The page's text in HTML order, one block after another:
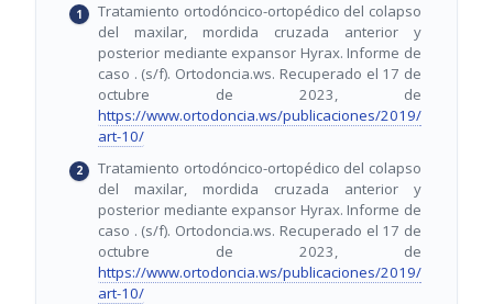
Tratamiento ortodóncico-ortopédico del colapso
del maxilar, mordida cruzada anterior y
posterior mediante expansor Hyrax. Informe de
caso . (s/f). Ortodoncia.ws. Recuperado el 17 de
octubre de 2023, de
https://www.ortodoncia.ws/publicaciones/2019/
art-10/
Tratamiento ortodóncico-ortopédico del colapso
del maxilar, mordida cruzada anterior y
posterior mediante expansor Hyrax. Informe de
caso . (s/f). Ortodoncia.ws. Recuperado el 17 de
octubre de 2023, de
https://www.ortodoncia.ws/publicaciones/2019/
art-10/